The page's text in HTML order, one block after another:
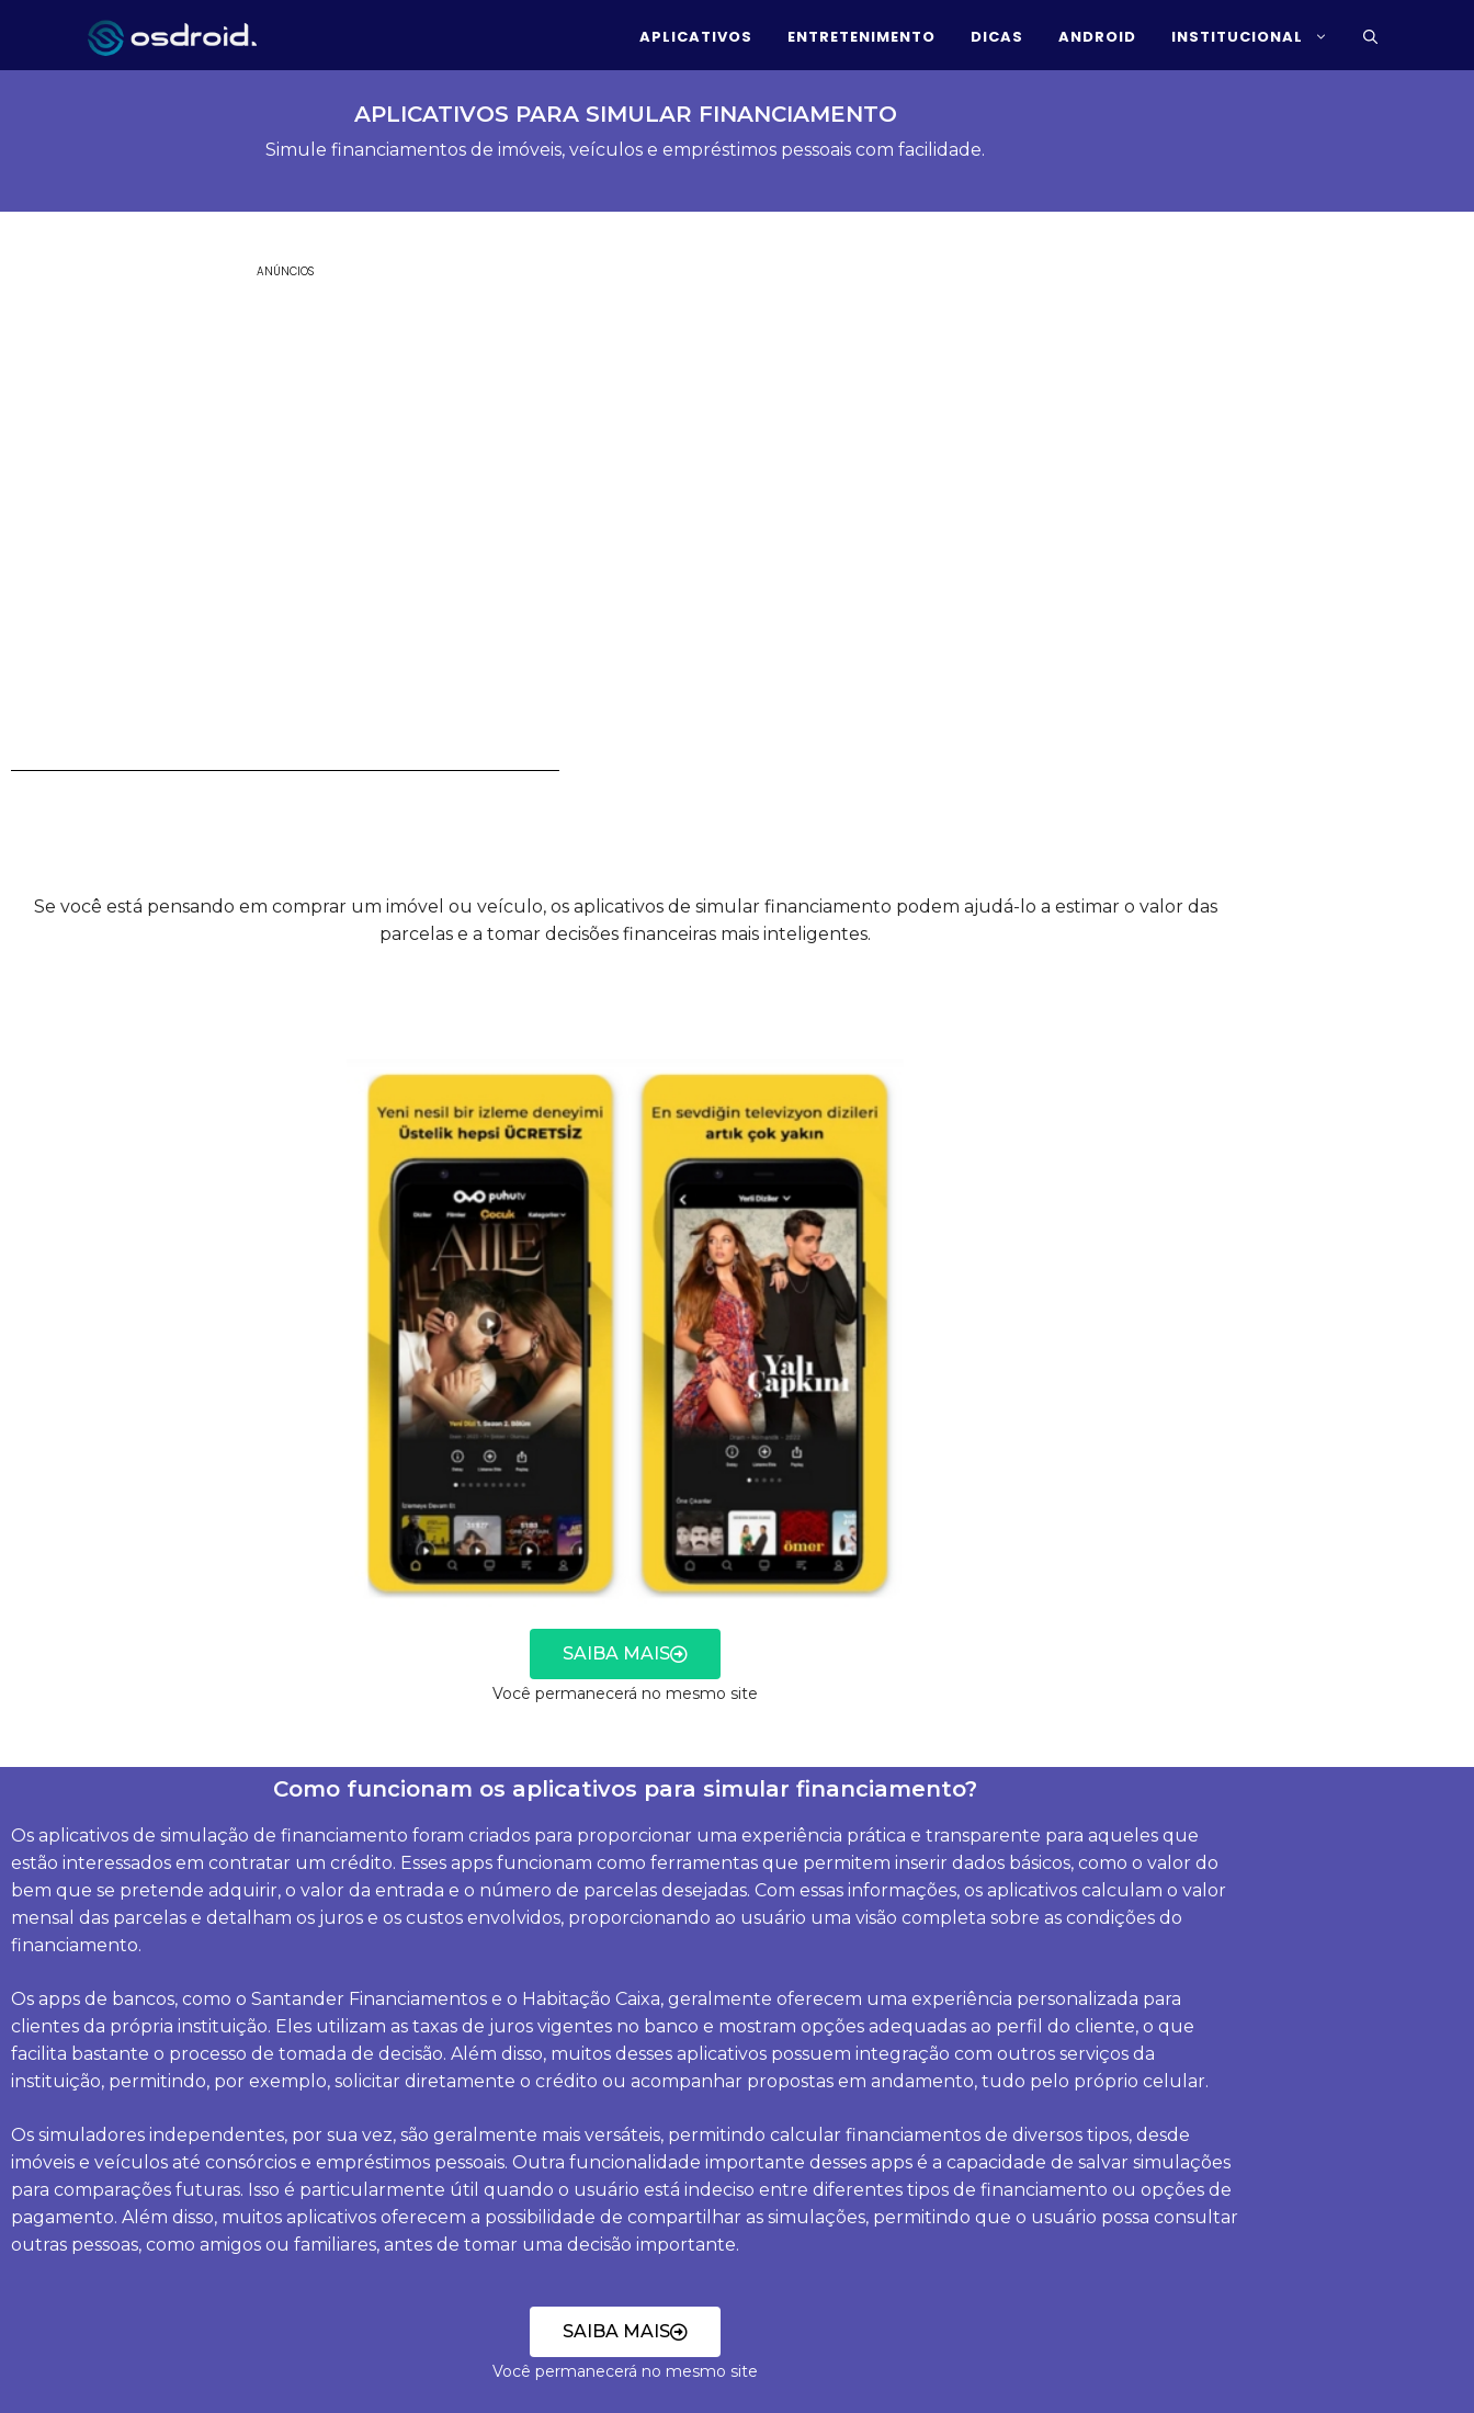
APLICATIVOS ENTRETENIMENTO DICAS ANDROID INSTITUCIONAL
APLICATIVOS PARA SIMULAR FINANCIAMENTO
Simule financiamentos de imóveis, veículos e empréstimos pessoais com facilidade.
ANÚNCIOS
Se você está pensando em comprar um imóvel ou veículo, os aplicativos de simular financiamento podem ajudá-lo a estimar o valor das
parcelas e a tomar decisões financeiras mais inteligentes.
SAIBA MAIS
Você permanecerá no mesmo site
Como funcionam os aplicativos para simular financiamento?
Os aplicativos de simulação de financiamento foram criados para proporcionar uma experiência prática e transparente para aqueles que
estão interessados em contratar um crédito. Esses apps funcionam como ferramentas que permitem inserir dados básicos, como o valor do
bem que se pretende adquirir, o valor da entrada e o número de parcelas desejadas. Com essas informações, os aplicativos calculam o valor
mensal das parcelas e detalham os juros e os custos envolvidos, proporcionando ao usuário uma visão completa sobre as condições do
financiamento.
Os apps de bancos, como o Santander Financiamentos e o Habitação Caixa, geralmente oferecem uma experiência personalizada para
clientes da própria instituição. Eles utilizam as taxas de juros vigentes no banco e mostram opções adequadas ao perfil do cliente, o que
facilita bastante o processo de tomada de decisão. Além disso, muitos desses aplicativos possuem integração com outros serviços da
instituição, permitindo, por exemplo, solicitar diretamente o crédito ou acompanhar propostas em andamento, tudo pelo próprio celular.
Os simuladores independentes, por sua vez, são geralmente mais versáteis, permitindo calcular financiamentos de diversos tipos, desde
imóveis e veículos até consórcios e empréstimos pessoais. Outra funcionalidade importante desses apps é a capacidade de salvar simulações
para comparações futuras. Isso é particularmente útil quando o usuário está indeciso entre diferentes tipos de financiamento ou opções de
pagamento. Além disso, muitos aplicativos oferecem a possibilidade de compartilhar as simulações, permitindo que o usuário possa consultar
outras pessoas, como amigos ou familiares, antes de tomar uma decisão importante.
SAIBA MAIS
Você permanecerá no mesmo site